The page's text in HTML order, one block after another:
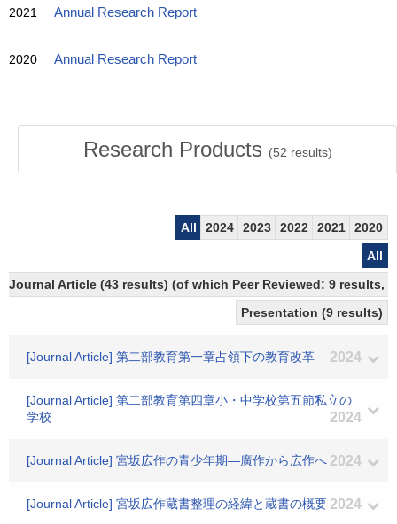
2021 Annual Research Report
2020 Annual Research Report
Research Products (52 results)
All 2024 2023 2022 2021
2020
All
Journal Article (43 results) (of which Peer Reviewed: 9 results,
Presentation (9 results)
[Journal Article] 第二部教育第一章占領下の教育改革 2024
[Journal Article] 第二部教育第四章小・中学校第五節私立の
学校
2024
[Journal Article] 宮坂広作の青少年期―廣作から広作へ 2024
[Journal Article] 宮坂広作蔵書整理の経緯と蔵書の概要 2024